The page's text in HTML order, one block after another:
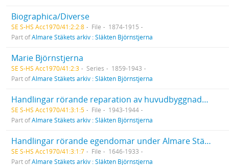
Biographica/Diverse
SE S-HS Acc1970/41:2:2:8 File
1874-1915
Part ofAlmare Stäkets arkiv : Släkten Björnstjerna
Marie Björnstjerna
SE S-HS Acc1970/41:2:3 Series
1859-1943
Part ofAlmare Stäkets arkiv : Släkten Björnstjerna
Handlingar rörande reparation av huvudbyggnaden
SE S-HS Acc1970/41:3:1:5 File
1943-1944
Part ofAlmare Stäkets arkiv : Släkten Björnstjerna
Handlingar rörande egendomar under Almare Stäket  Diverse
SE S-HS Acc1970/41:3:1:7 File
1646-1933
Part ofAlmare Stäkets arkiv : Släkten Björnstjerna